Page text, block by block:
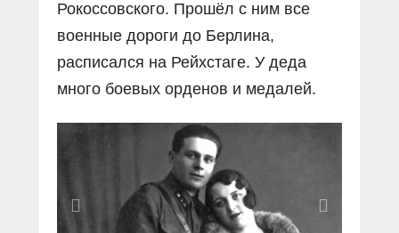
Рокоссовского. Прошёл с ним все
военные дороги до Берлина,
расписался на Рейхстаге. У деда
много боевых орденов и медалей.